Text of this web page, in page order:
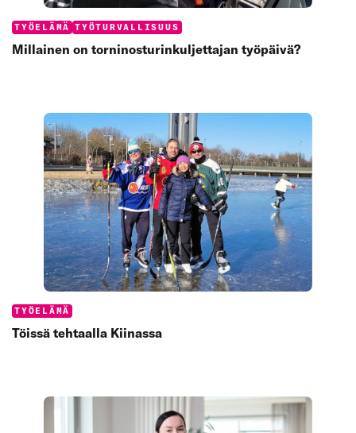
Categories:
TYÖELÄMÄ TYÖTURVALLISUUS
Millainen on torninosturinkuljettajan työpäivä?
Categories:
TYÖELÄMÄ
Töissä tehtaalla Kiinassa